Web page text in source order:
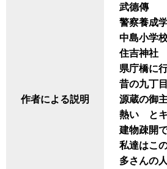
作者による説明
武德傳
警察養成
中島小学
住吉神社
県庁橋に
昔の九丁目
源蔵の御
熱いゝと
建物疎開
私達はこ
多さんの